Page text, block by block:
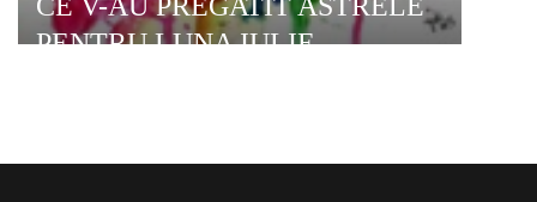
CE V-AU PREGATIT ASTRELE
PENTRU LUNA IULIE